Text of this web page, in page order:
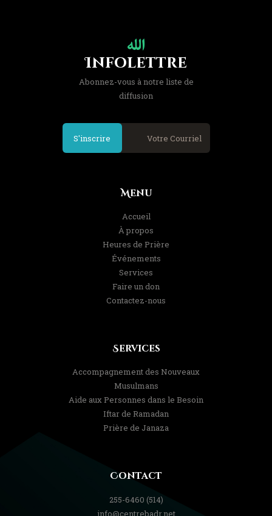
Infolettre
Abonnez-vous à notre liste de
diffusion
S'inscrire
Menu
Accueil
À propos
Heures de Prière
Événements
Services
Faire un don
Contactez-nous
Services
Accompagnement des Nouveaux
Musulmans
Aide aux Personnes dans le Besoin
Iftar de Ramadan
Prière de Janaza
Contact
(514) 255-6460
info@centrebadr.net